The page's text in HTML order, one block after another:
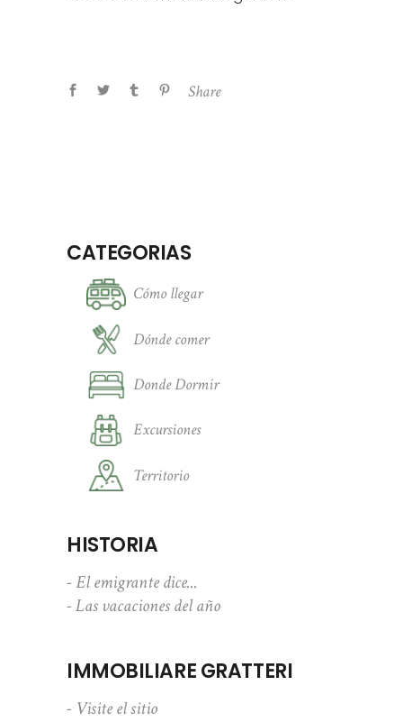
Share
CATEGORIAS
Cómo llegar
Dónde comer
Donde Dormir
Excursiones
Territorio
HISTORIA
- El emigrante dice...
- Las vacaciones del año
IMMOBILIARE GRATTERI
- Visite el sitio